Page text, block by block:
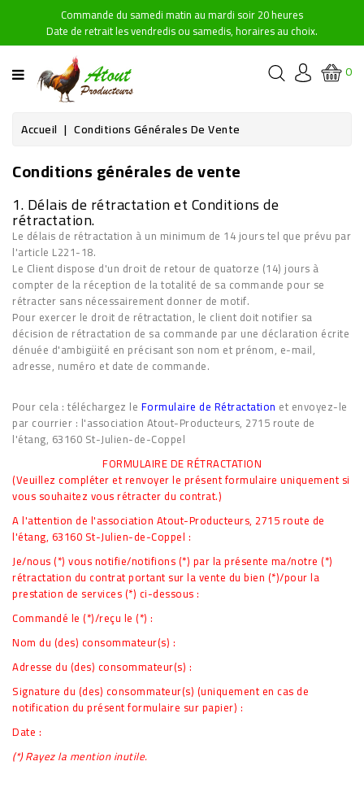
Commande du samedi matin au mardi soir 20 heures
Date de retrait les vendredis ou samedis, horaires au choix.
CATÉGORIE
ACCUEIL
PRODUITS
POINTS
RETRAIT
CONTACTEZ-
NOUS
0
Accueil Conditions Générales De Vente
Conditions générales de vente
1. Délais de rétractation et Conditions de
rétractation.
Le délais de rétractation à un minimum de 14 jours tel que prévu par
l'article L221-18.
Le Client dispose d'un droit de retour de quatorze (14) jours à
compter de la réception de la totalité de sa commande pour se
rétracter sans nécessairement donner de motif.
Pour exercer le droit de rétractation, le client doit notifier sa
décision de rétractation de sa commande par une déclaration écrite
dénuée d'ambigüité en précisant son nom et prénom, e-mail,
adresse, numéro et date de commande.
Pour cela : téléchargez le Formulaire de Rétractation et envoyez-le
par courrier : l'association Atout-Producteurs, 2715 route de
l'étang, 63160 St-Julien-de-Coppel
FORMULAIRE DE RÉTRACTATION
(Veuillez compléter et renvoyer le présent formulaire uniquement si
vous souhaitez vous rétracter du contrat.)
A l'attention de l'association Atout-Producteurs, 2715 route de
l'étang, 63160 St-Julien-de-Coppel :
Je/nous (*) vous notifie/notifions (*) par la présente ma/notre (*)
rétractation du contrat portant sur la vente du bien (*)/pour la
prestation de services (*) ci-dessous :
Commandé le (*)/reçu le (*) :
Nom du (des) consommateur(s) :
Adresse du (des) consommateur(s) :
Signature du (des) consommateur(s) (uniquement en cas de
notification du présent formulaire sur papier) :
Date :
(*) Rayez la mention inutile.